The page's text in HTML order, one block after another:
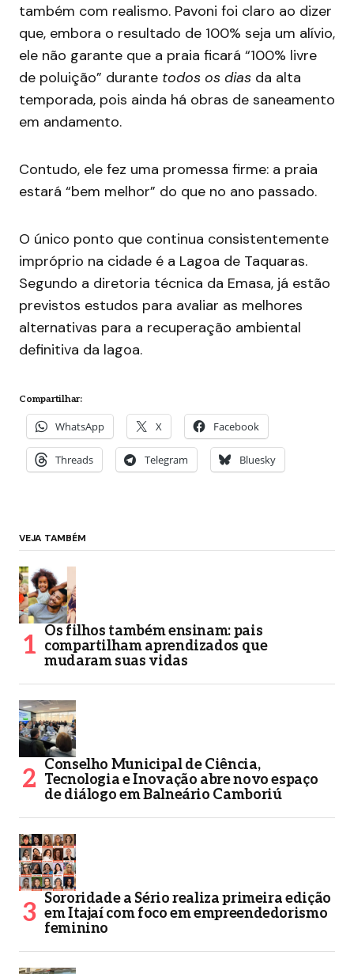
também com realismo. Pavoni foi claro ao dizer
que, embora o resultado de 100% seja um alívio,
ele não garante que a praia ficará “100% livre
de poluição” durante todos os dias da alta
temporada, pois ainda há obras de saneamento
em andamento.
Contudo, ele fez uma promessa firme: a praia
estará “bem melhor” do que no ano passado.
O único ponto que continua consistentemente
impróprio na cidade é a Lagoa de Taquaras.
Segundo a diretoria técnica da Emasa, já estão
previstos estudos para avaliar as melhores
alternativas para a recuperação ambiental
definitiva da lagoa.
Compartilhar:
WhatsApp X Facebook
Threads Telegram Bluesky
VEJA TAMBÉM
Os filhos também ensinam: pais
compartilham aprendizados que
mudaram suas vidas
Conselho Municipal de Ciência,
Tecnologia e Inovação abre novo espaço
de diálogo em Balneário Camboriú
Sororidade a Sério realiza primeira edição
em Itajaí com foco em empreendedorismo
feminino